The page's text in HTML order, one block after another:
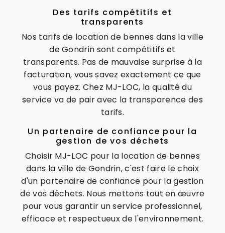
Des tarifs compétitifs et
transparents
Nos tarifs de location de bennes dans la ville
de Gondrin sont compétitifs et
transparents. Pas de mauvaise surprise à la
facturation, vous savez exactement ce que
vous payez. Chez MJ-LOC, la qualité du
service va de pair avec la transparence des
tarifs.
Un partenaire de confiance pour la
gestion de vos déchets
Choisir MJ-LOC pour la location de bennes
dans la ville de Gondrin, c'est faire le choix
d'un partenaire de confiance pour la gestion
de vos déchets. Nous mettons tout en œuvre
pour vous garantir un service professionnel,
efficace et respectueux de l'environnement.